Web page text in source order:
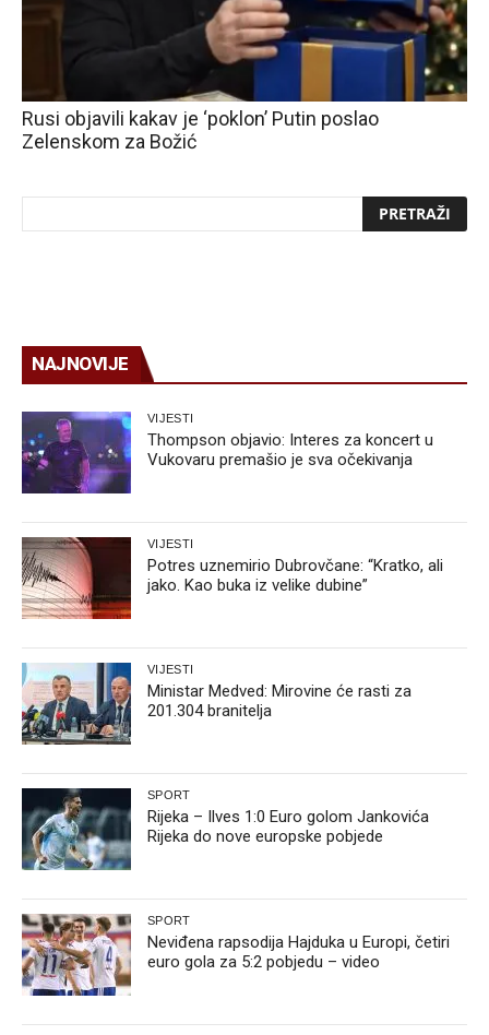
Rusi objavili kakav je ‘poklon’ Putin poslao
Zelenskom za Božić
NAJNOVIJE
VIJESTI
Thompson objavio: Interes za koncert u
Vukovaru premašio je sva očekivanja
VIJESTI
Potres uznemirio Dubrovčane: “Kratko, ali
jako. Kao buka iz velike dubine”
VIJESTI
Ministar Medved: Mirovine će rasti za
201.304 branitelja
SPORT
Rijeka – Ilves 1:0 Euro golom Jankovića
Rijeka do nove europske pobjede
SPORT
Neviđena rapsodija Hajduka u Europi, četiri
euro gola za 5:2 pobjedu – video